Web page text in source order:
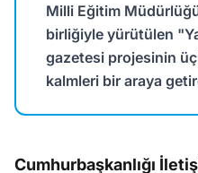
Milli Eğitim
birliğiyle yürütülen
gazetesi projesinin
kalmleri bir araya
Cumhurbaşkanlığı